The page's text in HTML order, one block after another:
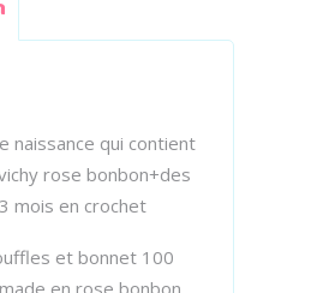
naissance qui contient
rose bonbon+des
mois en crochet
et bonnet 100
en rose bonbon